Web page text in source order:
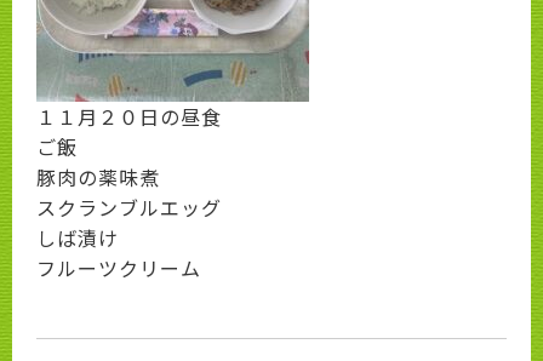
１１月２０日の昼食
ご飯
豚肉の薬味煮
スクランブルエッグ
しば漬け
フルーツクリーム